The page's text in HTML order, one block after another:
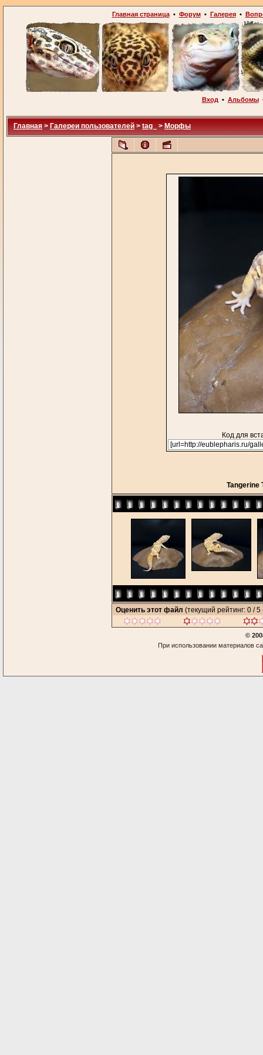
Главная страница• Форум• Галерея•
Вход • Альбомы
Главная > Галереи пользователей > tag_ > Морфы
Код для
Tangerine
Оценить этот файл (текущий рейтинг: 0 / 5
©
При использовании материалов